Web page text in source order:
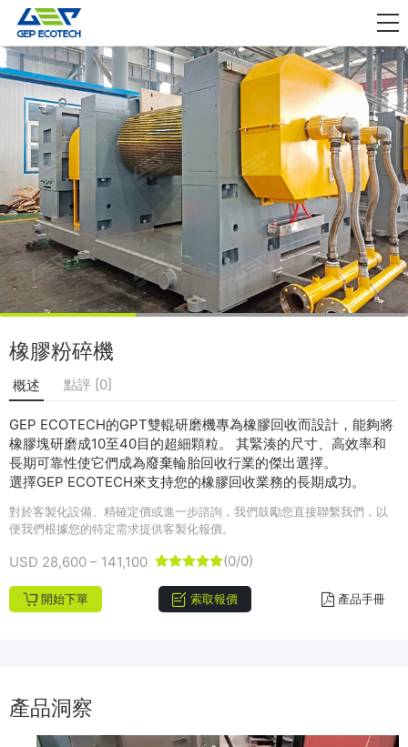
應用領域
資訊動態
關於我們
聯絡我們

橡膠粉碎機
概述 點評 [0]
GEP ECOTECH的GPT雙輥研磨機專為橡膠回收而設計，能夠將
橡膠塊研磨成10至40目的超細顆粒。 其緊湊的尺寸、高效率和
長期可靠性使它們成為廢棄輪胎回收行業的傑出選擇。
選擇GEP ECOTECH來支持您的橡膠回收業務的長期成功。
對於客製化設備、精確定價或進一步諮詢，我們鼓勵您直接聯繫我們，以
便我們根據您的特定需求提供客製化報價。
USD 28,600 – 141,100 (0/0)
開始下單 索取報價 產品手冊
產品洞察